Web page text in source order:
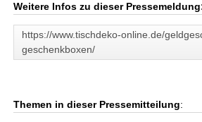
Weitere Infos zu dieser
https://www.tischdeko-online.de/
geschenkboxen/
Themen in dieser Pressemitteilung: